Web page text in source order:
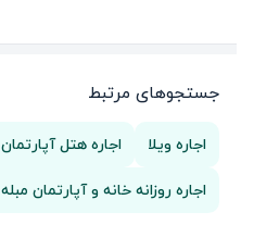
جستجوهای مرتبط
اجاره ویلا اجاره هتل آپارتمان
اجاره روزانه خانه و آپارتمان مبله